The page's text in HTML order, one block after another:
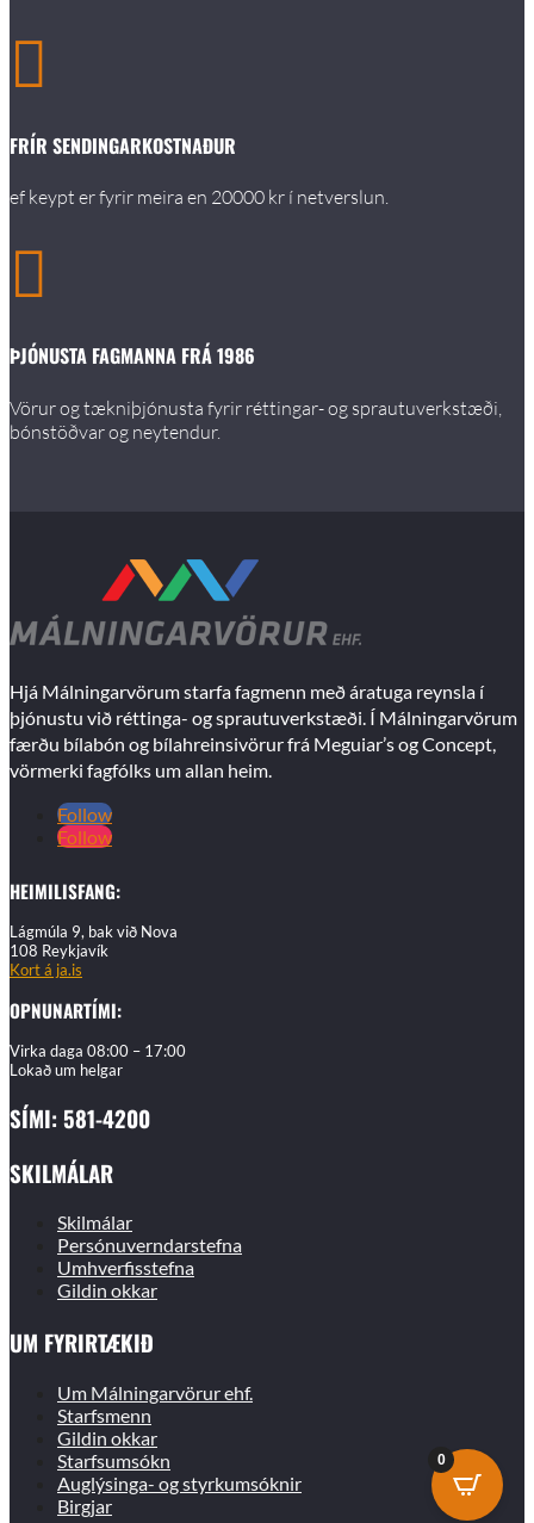

FRÍR SENDINGARKOSTNAÐUR
ef keypt er fyrir meira en 20000 kr í netverslun.

ÞJÓNUSTA FAGMANNA FRÁ 1986
Vörur og tækniþjónusta fyrir réttingar- og sprautuverkstæði,
bónstöðvar og neytendur.
Hjá Málningarvörum starfa fagmenn með áratuga reynsla í
þjónustu við réttinga- og sprautuverkstæði. Í Málningarvörum
færðu bílabón og bílahreinsivörur frá Meguiar’s og Concept,
vörmerki fagfólks um allan heim.
Follow
Follow
HEIMILISFANG:
Lágmúla 9, bak við Nova
108 Reykjavík
Kort á ja.is
OPNUNARTÍMI:
Virka daga 08:00 – 17:00
Lokað um helgar
SÍMI: 581-4200
SKILMÁLAR
Skilmálar
Persónuverndarstefna
Umhverfisstefna
Gildin okkar
UM FYRIRTÆKIÐ
Um Málningarvörur ehf.
Starfsmenn
Gildin okkar
Starfsumsókn
Auglýsinga- og styrkumsóknir
Birgjar
0